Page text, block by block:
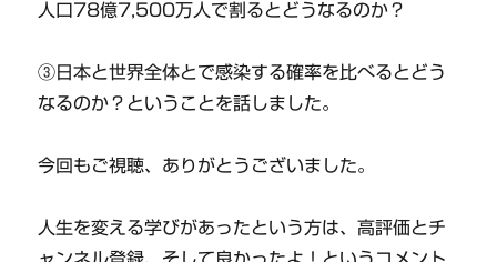
人口78億7,500万人で割るとどうなるのか？
③日本と世界全体とで感染する確率を比べるとどう
なるのか？ということを話しました。
今回もご視聴、ありがとうございました。
人生を変える学びがあったという方は、高評価とチ